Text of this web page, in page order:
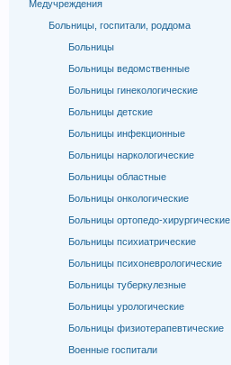
Медучреждения
Больницы, госпитали, роддома
Больницы
Больницы ведомственные
Больницы гинекологические
Больницы детские
Больницы инфекционные
Больницы наркологические
Больницы областные
Больницы онкологические
Больницы ортопедо-хирургические
Больницы психиатрические
Больницы психоневрологические
Больницы туберкулезные
Больницы урологические
Больницы физиотерапевтические
Военные госпитали